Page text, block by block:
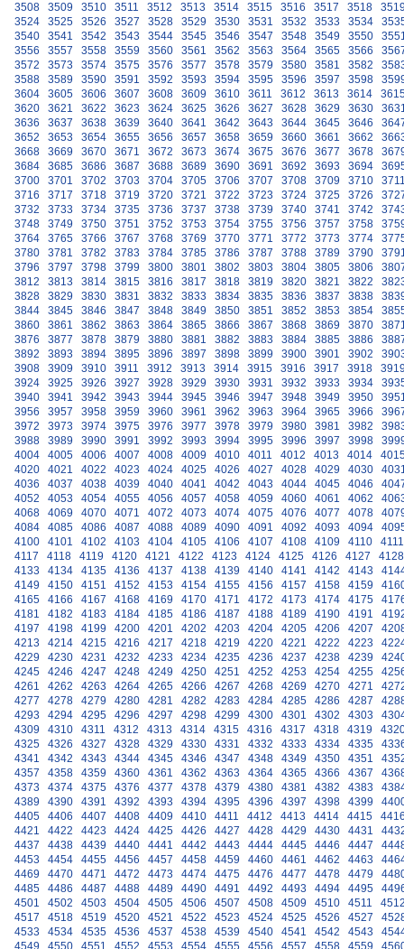
3508
3509 3510 3511 3512 3513 3514 3515 3516 3517 3518
3524
3525 3526 3527 3528 3529 3530 3531 3532 3533 3534
3540
3541 3542 3543 3544 3545 3546 3547 3548 3549 3550
3556
3557 3558 3559 3560 3561 3562 3563 3564 3565 3566
3572
3573 3574 3575 3576 3577 3578 3579 3580 3581 3582
3588
3589 3590 3591 3592 3593 3594 3595 3596 3597 3598
3604
3605 3606 3607 3608 3609 3610 3611 3612 3613 3614
3620
3621 3622 3623 3624 3625 3626 3627 3628 3629 3630
3636
3637 3638 3639 3640 3641 3642 3643 3644 3645 3646
3652
3653 3654 3655 3656 3657 3658 3659 3660 3661 3662
3668
3669 3670 3671 3672 3673 3674 3675 3676 3677 3678
3684
3685 3686 3687 3688 3689 3690 3691 3692 3693 3694
3700
3701 3702 3703 3704 3705 3706 3707 3708 3709 3710
3716
3717 3718 3719 3720 3721 3722 3723 3724 3725 3726
3732
3733 3734 3735 3736 3737 3738 3739 3740 3741 3742
3748
3749 3750 3751 3752 3753 3754 3755 3756 3757 3758
3764
3765 3766 3767 3768 3769 3770 3771 3772 3773 3774
3780
3781 3782 3783 3784 3785 3786 3787 3788 3789 3790
3796
3797 3798 3799 3800 3801 3802 3803 3804 3805 3806
3812
3813 3814 3815 3816 3817 3818 3819 3820 3821 3822
3828
3829 3830 3831 3832 3833 3834 3835 3836 3837 3838
3844
3845 3846 3847 3848 3849 3850 3851 3852 3853 3854
3860
3861 3862 3863 3864 3865 3866 3867 3868 3869 3870
3876
3877 3878 3879 3880 3881 3882 3883 3884 3885 3886
3892
3893 3894 3895 3896 3897 3898 3899 3900 3901 3902
3908
3909 3910 3911 3912 3913 3914 3915 3916 3917 3918
3924
3925 3926 3927 3928 3929 3930 3931 3932 3933 3934
3940
3941 3942 3943 3944 3945 3946 3947 3948 3949 3950
3956
3957 3958 3959 3960 3961 3962 3963 3964 3965 3966
3972
3973 3974 3975 3976 3977 3978 3979 3980 3981 3982
3988
3989 3990 3991 3992 3993 3994 3995 3996 3997 3998
4004
4005 4006 4007 4008 4009 4010 4011 4012 4013 4014
4020
4021 4022 4023 4024 4025 4026 4027 4028 4029 4030
4036
4037 4038 4039 4040 4041 4042 4043 4044 4045 4046
4052
4053 4054 4055 4056 4057 4058 4059 4060 4061 4062
4068
4069 4070 4071 4072 4073 4074 4075 4076 4077 4078
4084
4085 4086 4087 4088 4089 4090 4091 4092 4093 4094
4100
4101 4102 4103 4104 4105 4106 4107 4108 4109 4110
4111
4117
4118 4119 4120 4121 4122 4123 4124 4125 4126 4127
4128
4133
4134 4135 4136 4137 4138 4139 4140 4141 4142 4143
4149
4150 4151 4152 4153 4154 4155 4156 4157 4158 4159
4165
4166 4167 4168 4169 4170 4171 4172 4173 4174 4175
4181
4182 4183 4184 4185 4186 4187 4188 4189 4190 4191
4197
4198 4199 4200 4201 4202 4203 4204 4205 4206 4207
4213
4214 4215 4216 4217 4218 4219 4220 4221 4222 4223
4229
4230 4231 4232 4233 4234 4235 4236 4237 4238 4239
4245
4246 4247 4248 4249 4250 4251 4252 4253 4254 4255
4261
4262 4263 4264 4265 4266 4267 4268 4269 4270 4271
4277
4278 4279 4280 4281 4282 4283 4284 4285 4286 4287
4293
4294 4295 4296 4297 4298 4299 4300 4301 4302 4303
4309
4310 4311 4312 4313 4314 4315 4316 4317 4318 4319
4325
4326 4327 4328 4329 4330 4331 4332 4333 4334 4335
4341
4342 4343 4344 4345 4346 4347 4348 4349 4350 4351
4357
4358 4359 4360 4361 4362 4363 4364 4365 4366 4367
4373
4374 4375 4376 4377 4378 4379 4380 4381 4382 4383
4389
4390 4391 4392 4393 4394 4395 4396 4397 4398 4399
4405
4406 4407 4408 4409 4410 4411 4412 4413 4414 4415
4421
4422 4423 4424 4425 4426 4427 4428 4429 4430 4431
4437
4438 4439 4440 4441 4442 4443 4444 4445 4446 4447
4453
4454 4455 4456 4457 4458 4459 4460 4461 4462 4463
4469
4470 4471 4472 4473 4474 4475 4476 4477 4478 4479
4485
4486 4487 4488 4489 4490 4491 4492 4493 4494 4495
4501
4502 4503 4504 4505 4506 4507 4508 4509 4510 4511
4517
4518 4519 4520 4521 4522 4523 4524 4525 4526 4527
4533
4534 4535 4536 4537 4538 4539 4540 4541 4542 4543
4549
4550 4551 4552 4553 4554 4555 4556 4557 4558 4559